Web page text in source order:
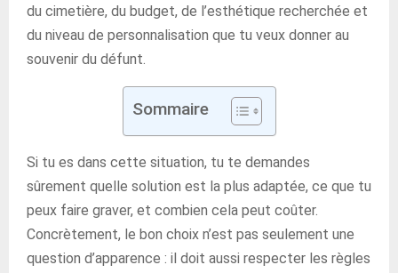
du cimetière, du budget, de l’esthétique recherchée et
du niveau de personnalisation que tu veux donner au
souvenir du défunt.
Sommaire
Si tu es dans cette situation, tu te demandes
sûrement quelle solution est la plus adaptée, ce que tu
peux faire graver, et combien cela peut coûter.
Concrètement, le bon choix n’est pas seulement une
question d’apparence : il doit aussi respecter les règles